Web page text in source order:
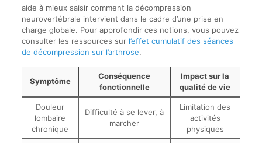
aide à mieux saisir comment la décompression
neurovertébrale intervient dans le cadre d’une prise en
charge globale. Pour approfondir ces notions, vous pouvez
consulter les ressources sur l’effet cumulatif des séances
de décompression sur l’arthrose.
Symptôme
Conséquence
fonctionnelle
Impact sur la
qualité de vie
Douleur
lombaire
chronique
Difficulté à se lever, à
marcher
Limitation des
activités
physiques